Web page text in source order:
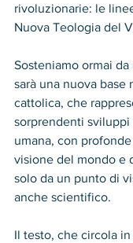
rivoluzionarie: le
Nuova Teologia del
Sosteniamo ormai
sarà una nuova base
cattolica, che
sorprendenti sviluppi
umana, con
visione del mondo e
solo da un punto di
anche scientifico.
Il testo, che circola